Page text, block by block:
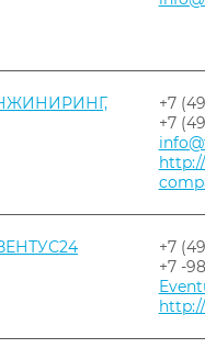
+7
+7
+7
+7 -